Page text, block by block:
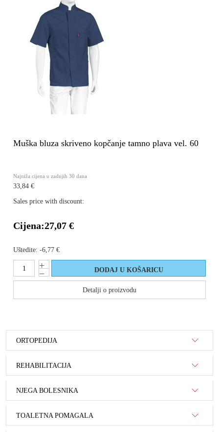
Muška bluza skriveno kopčanje tamno plava vel. 60
Najniža cijena u zadnjih 30 dana
33,84 €
Sales price with discount:
Cijena:27,07 €
Uštedite: -6,77 €
Detalji o proizvodu
ORTOPEDIJA
REHABILITACIJA
NJEGA BOLESNIKA
TOALETNA POMAGALA